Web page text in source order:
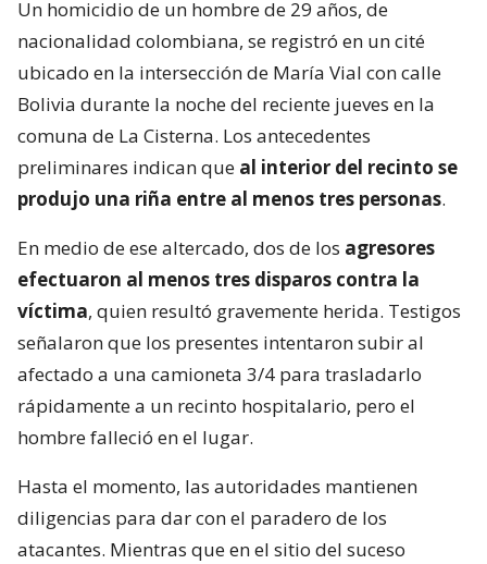
Un homicidio de un hombre de 29 años, de
nacionalidad colombiana, se registró en un cité
ubicado en la intersección de María Vial con calle
Bolivia durante la noche del reciente jueves en la
comuna de La Cisterna. Los antecedentes
preliminares indican que al interior del recinto se
produjo una riña entre al menos tres personas.
En medio de ese altercado, dos de los agresores
efectuaron al menos tres disparos contra la
víctima, quien resultó gravemente herida. Testigos
señalaron que los presentes intentaron subir al
afectado a una camioneta 3/4 para trasladarlo
rápidamente a un recinto hospitalario, pero el
hombre falleció en el lugar.
Hasta el momento, las autoridades mantienen
diligencias para dar con el paradero de los
atacantes. Mientras que en el sitio del suceso